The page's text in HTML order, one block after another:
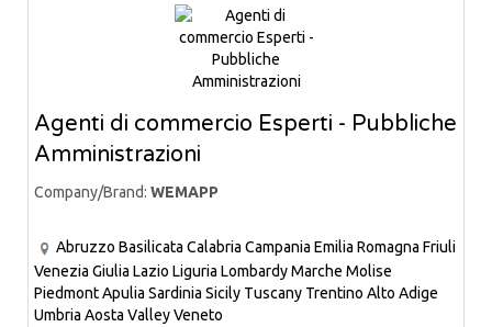
Agenti di commercio Esperti - Pubbliche
Amministrazioni
Company/Brand: WEMAPP
Abruzzo Basilicata Calabria Campania Emilia Romagna Friuli
Venezia Giulia Lazio Liguria LombardyMarche Molise
PiedmontApulia Sardinia Sicily Tuscany Trentino Alto Adige
Umbria Aosta ValleyVeneto